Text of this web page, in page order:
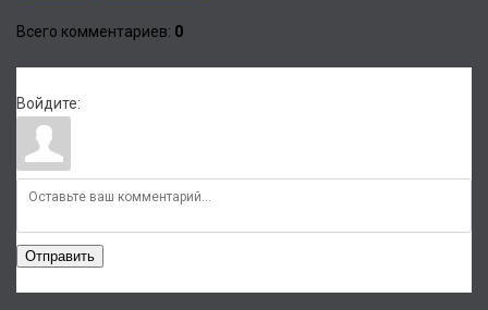
Всего комментариев: 0
Войдите:
Отправить